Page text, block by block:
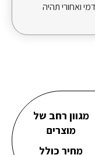
קדמי ואחורי תהיה
מגוון רחב של
מוצרים
מחיר כולל